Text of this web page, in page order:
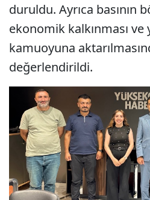
duruldu. Ayrıca basının
ekonomik kalkınması ve
kamuoyuna
değerlendirildi.